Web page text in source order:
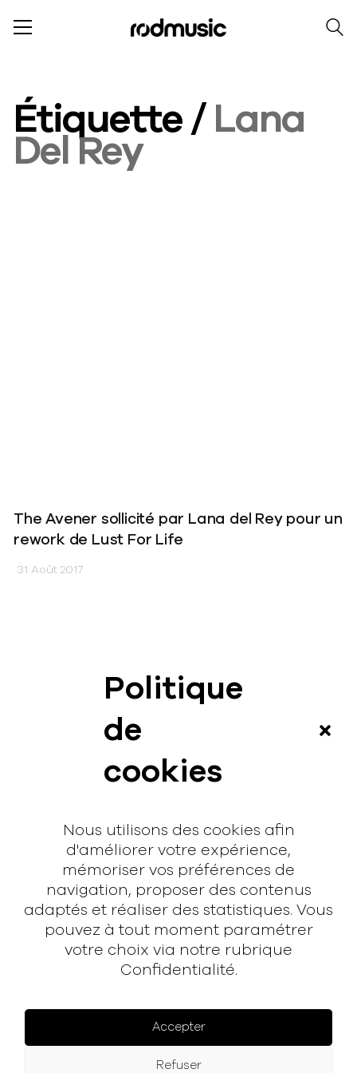
Politique
de
cookies
Nous utilisons des cookies afin
d'améliorer votre expérience,
mémoriser vos préférences de
navigation, proposer des contenus
adaptés et réaliser des statistiques. Vous
pouvez à tout moment paramétrer
votre choix via notre rubrique
Confidentialité.
Accepter
Refuser
Étiquette / Lana
Del Rey
The Avener sollicité par Lana del Rey pour un
rework de Lust For Life
31 Août 2017
Interview
Contact
hello@rodmusic.fr
SubmitHub
Groover
À propos
Mentions légales